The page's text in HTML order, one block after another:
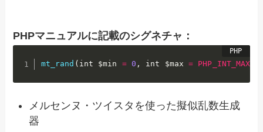
PHPマニュアルに記載のシグネチャ：
mt_rand ( int $min = 0 , int $max = PHP_INT_MAX
メルセンヌ・ツイスタを使った擬似乱数生成
器